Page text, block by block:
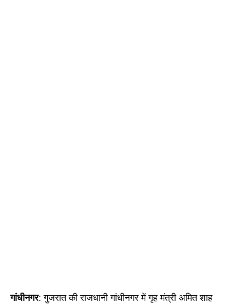
गांधीनगर: गुजरात की राजधानी गांधीनगर में गृह मंत्री अमित शाह